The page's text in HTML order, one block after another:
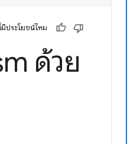
ประโยชน์ไหม
ด้วย